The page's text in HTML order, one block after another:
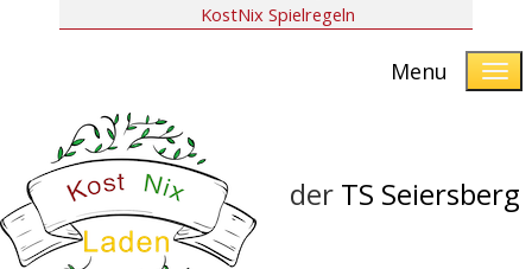
KostNix Spielregeln
Menu
der TS Seiersberg